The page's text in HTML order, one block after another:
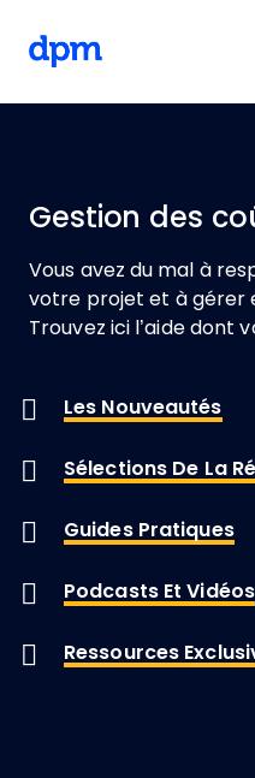
Gestion des
Vous avez du mal à
votre projet et à gérer
Trouvez ici l’aide dont
Les Nouveautés
Sélections De La
Guides Pratiques
Podcasts Et Vidéos
Ressources